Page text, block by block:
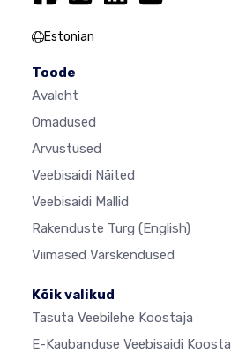
Estonian
Toode
Avaleht
Omadused
Arvustused
Veebisaidi Näited
Veebisaidi Mallid
Rakenduste Turg (English)
Viimased Värskendused
Kõik valikud
Tasuta Veebilehe Koostaja
E-Kaubanduse Veebisaidi